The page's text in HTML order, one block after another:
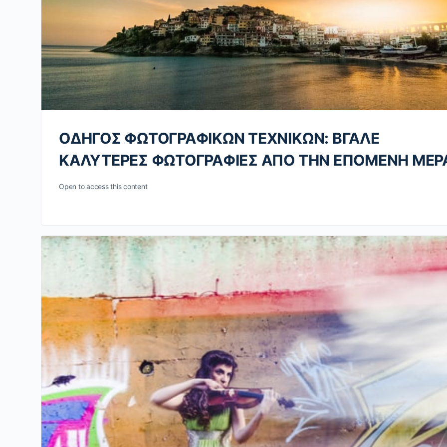
ΟΔΗΓΟΣ ΦΩΤΟΓΡΑΦΙΚΩΝ ΤΕΧΝΙΚΩΝ: ΒΓΑΛΕ
ΚΑΛΥΤΕΡΕΣ ΦΩΤΟΓΡΑΦΙΕΣ ΑΠΟ ΤΗΝ ΕΠΟΜΕΝΗ
Open to access this content